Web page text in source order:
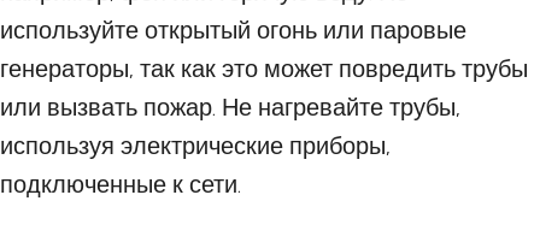
используйте открытый огонь или паровые
генераторы, так как это может повредить трубы
или вызвать пожар. Не нагревайте трубы,
используя электрические приборы,
подключенные к сети.